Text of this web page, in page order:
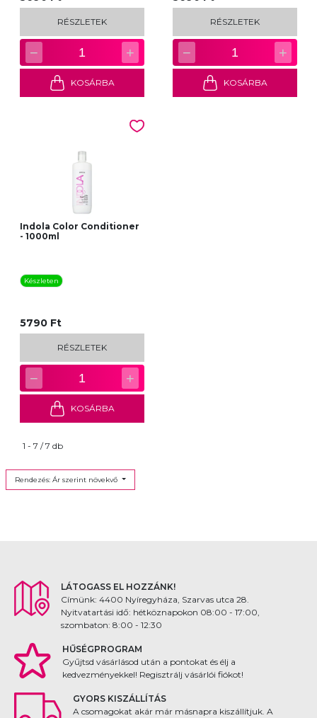
RÉSZLETEK
− 1 +
KOSÁRBA
RÉSZLETEK
− 1 +
KOSÁRBA
Indola Color Conditioner
- 1000ml
Készleten
5790 Ft
RÉSZLETEK
− 1 +
KOSÁRBA
1 - 7 / 7 db
Rendezés: Ár szerint növekvő
LÁTOGASS EL HOZZÁNK!
Címünk: 4400 Nyíregyháza, Szarvas utca 28.
Nyitvatartási idő: hétköznapokon 08:00 - 17:00,
szombaton: 8:00 - 12:30
HŰSÉGPROGRAM
Gyűjtsd vásárlásod után a pontokat és élj a
kedvezményekkel! Regisztrálj vásárlói fiókot!
GYORS KISZÁLLÍTÁS
A csomagokat akár már másnapra kiszállítjuk. A